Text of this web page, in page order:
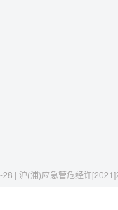
| 沪(浦)应急管危经许